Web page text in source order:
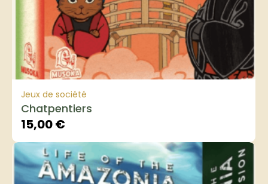
Jeux de société
Chatpentiers
15,00€